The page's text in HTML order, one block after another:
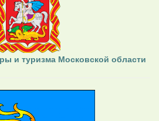
и туризма Московской области